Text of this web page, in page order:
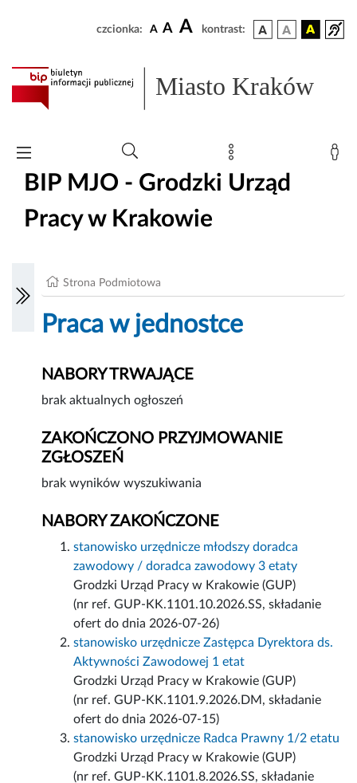
czcionka: A A A kontrast:
Miasto Kraków
BIP MJO - Grodzki Urząd
Pracy w Krakowie
Strona Podmiotowa
Praca w jednostce
NABORY TRWAJĄCE
brak aktualnych ogłoszeń
ZAKOŃCZONO PRZYJMOWANIE
ZGŁOSZEŃ
brak wyników wyszukiwania
NABORY ZAKOŃCZONE
stanowisko urzędnicze młodszy doradca
zawodowy / doradca zawodowy 3 etaty
Grodzki Urząd Pracy w Krakowie (GUP)
(nr ref. GUP-KK.1101.10.2026.SS, składanie
ofert do dnia 2026-07-26)
stanowisko urzędnicze Zastępca Dyrektora ds.
Aktywności Zawodowej 1 etat
Grodzki Urząd Pracy w Krakowie (GUP)
(nr ref. GUP-KK.1101.9.2026.DM, składanie
ofert do dnia 2026-07-15)
stanowisko urzędnicze Radca Prawny 1/2 etatu
Grodzki Urząd Pracy w Krakowie (GUP)
(nr ref. GUP-KK.1101.8.2026.SS, składanie